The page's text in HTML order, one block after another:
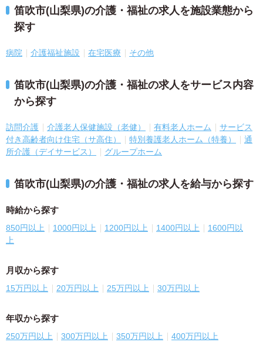
笛吹市(山梨県)の介護・福祉の求人を施設業態から
探す
病院 介護福祉施設 在宅医療 その他
笛吹市(山梨県)の介護・福祉の求人をサービス内容
から探す
訪問介護 介護老人保健施設（老健） 有料老人ホーム
サービス
付き高齢者向け住宅（サ高住）
特別養護老人ホーム（特養）
通
所介護（デイサービス）
グループホーム
笛吹市(山梨県)の介護・福祉の求人を給与から探す
時給から探す
850円以上 1000円以上 1200円以上 1400円以上
1600円以
上
月収から探す
15万円以上 20万円以上 25万円以上 30万円以上
年収から探す
250万円以上 300万円以上 350万円以上 400万円以上